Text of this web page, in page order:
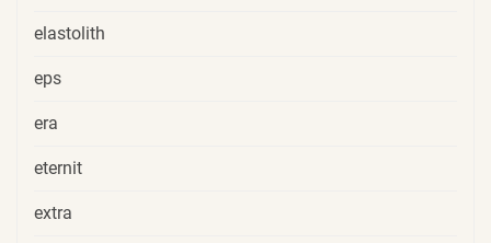
elastolith
eps
era
eternit
extra